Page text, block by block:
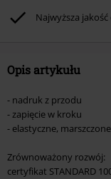
Rammstein, (Till)
Hosen, Metality oraz
Najwyższa jakość
Opis artykułu
- nadruk z przodu
- zapięcie w kroku
- elastyczne,
Zrównoważony rozwój:
certyfikat STANDARD